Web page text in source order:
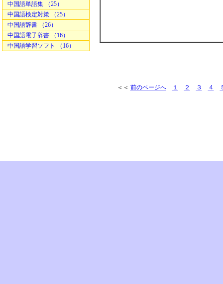
中国語単語集 （25）
中国語検定対策 （25）
中国語辞書 （26）
中国語電子辞書 （16）
中国語学習ソフト （16）
＜＜ 前のページへ １ ２ ３ ４